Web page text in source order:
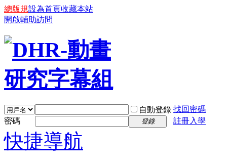
總版規設為首頁收藏本站
開啟輔助訪問
自動登錄 找回密碼
密碼
登錄 註冊入學
快捷導航